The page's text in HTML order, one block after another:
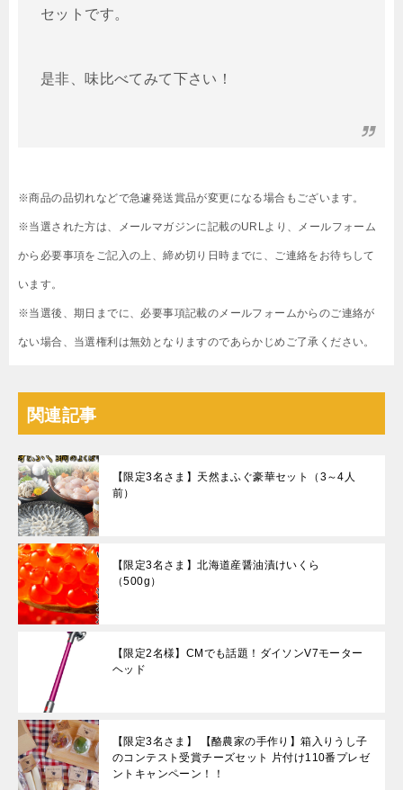
セットです。
是非、味比べてみて下さい！
※商品の品切れなどで急遽発送賞品が変更になる場合もございます。
※当選された方は、メールマガジンに記載のURLより、メールフォーム
から必要事項をご記入の上、締め切り日時までに、ご連絡をお待ちして
います。
※当選後、期日までに、必要事項記載のメールフォームからのご連絡が
ない場合、当選権利は無効となりますのであらかじめご了承ください。
関連記事
【限定3名さま】天然まふぐ豪華セット（3～4人
前）
【限定3名さま】北海道産醤油漬けいくら
（500g）
【限定2名様】CMでも話題！ダイソンV7モーター
ヘッド
【限定3名さま】 【酪農家の手作り】箱入りうし子
のコンテスト受賞チーズセット 片付け110番プレゼ
ントキャンペーン！！